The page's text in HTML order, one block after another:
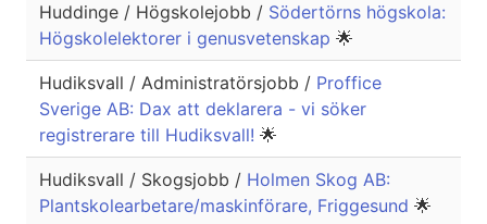
Huddinge / Högskolejobb / Södertörns högskola:
Högskolelektorer i genusvetenskap 🌟
Hudiksvall / Administratörsjobb / Proffice
Sverige AB: Dax att deklarera - vi söker
registrerare till Hudiksvall! 🌟
Hudiksvall / Skogsjobb / Holmen Skog AB:
Plantskolearbetare/maskinförare, Friggesund 🌟